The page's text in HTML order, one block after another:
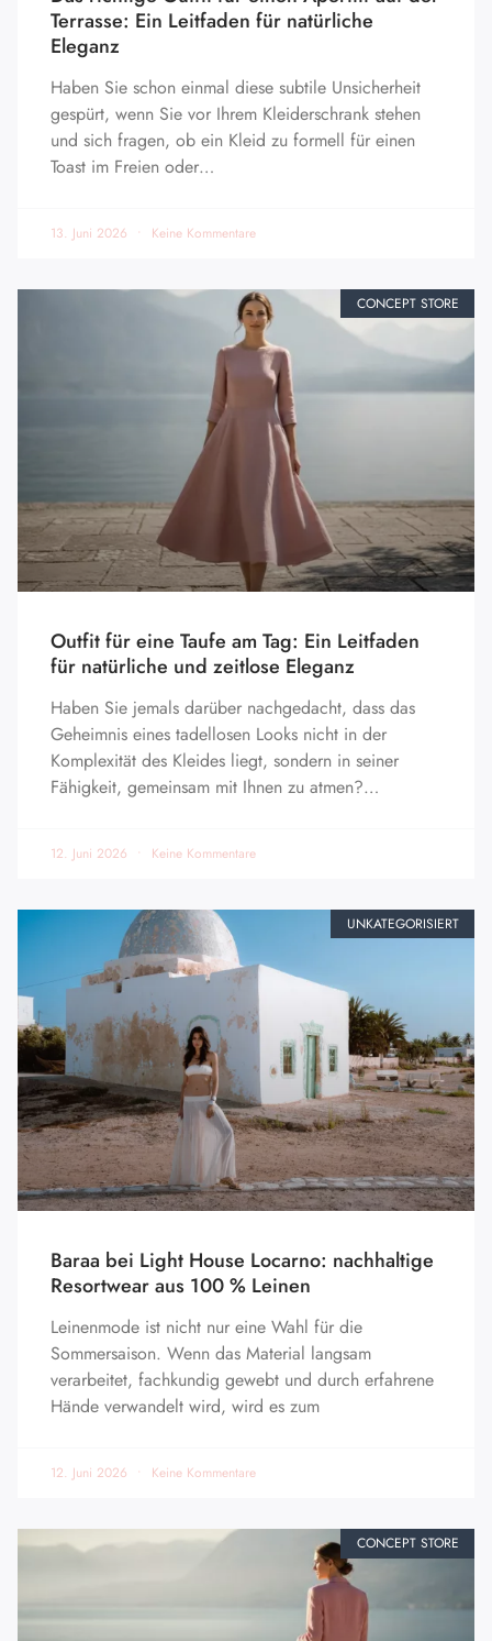
Terrasse: Ein Leitfaden für natürliche
Eleganz
Haben Sie schon einmal diese subtile Unsicherheit
gespürt, wenn Sie vor Ihrem Kleiderschrank stehen
und sich fragen, ob ein Kleid zu formell für einen
Toast im Freien oder…
13. Juni 2026 Keine Kommentare
CONCEPT STORE
Outfit für eine Taufe am Tag: Ein Leitfaden
für natürliche und zeitlose Eleganz
Haben Sie jemals darüber nachgedacht, dass das
Geheimnis eines tadellosen Looks nicht in der
Komplexität des Kleides liegt, sondern in seiner
Fähigkeit, gemeinsam mit Ihnen zu atmen?…
12. Juni 2026 Keine Kommentare
UNKATEGORISIERT
Baraa bei Light House Locarno: nachhaltige
Resortwear aus 100 % Leinen
Leinenmode ist nicht nur eine Wahl für die
Sommersaison. Wenn das Material langsam
verarbeitet, fachkundig gewebt und durch erfahrene
Hände verwandelt wird, wird es zum
12. Juni 2026 Keine Kommentare
CONCEPT STORE